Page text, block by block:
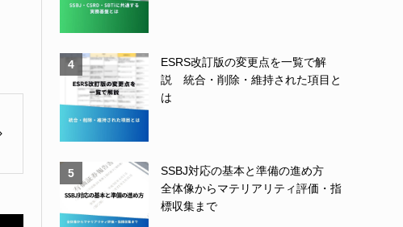
4
ESRS改訂版の変更点を一覧で解
説 統合・削除・維持された項目と
は
5
SSBJ対応の基本と準備の進め方
全体像からマテリアリティ評価・指
標収集まで